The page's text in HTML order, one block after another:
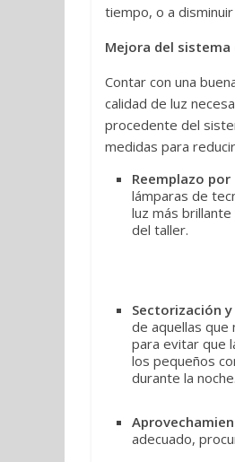
tiempo, o a
Mejora del sistema
Contar con una
calidad de luz
procedente del
medidas para
Reemplazo
lámparas de
luz más
del taller.
Sectorización
de aquellas
para evitar que
los pequeños
durante la noche.
adecuado,